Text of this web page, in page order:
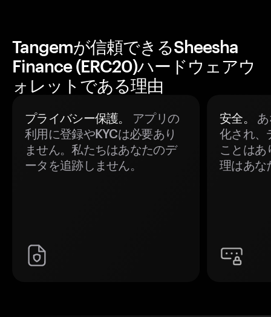
Tangemが信頼できるSheesha
Finance (ERC20)ハードウェアウ
ォレットである理由
プライバシー保護。
アプリの
利用に登録やKYCは必要あり
ません。私たちはあなたのデ
ータを追跡しません。
安全。
化され、
ことはあ
理はあな